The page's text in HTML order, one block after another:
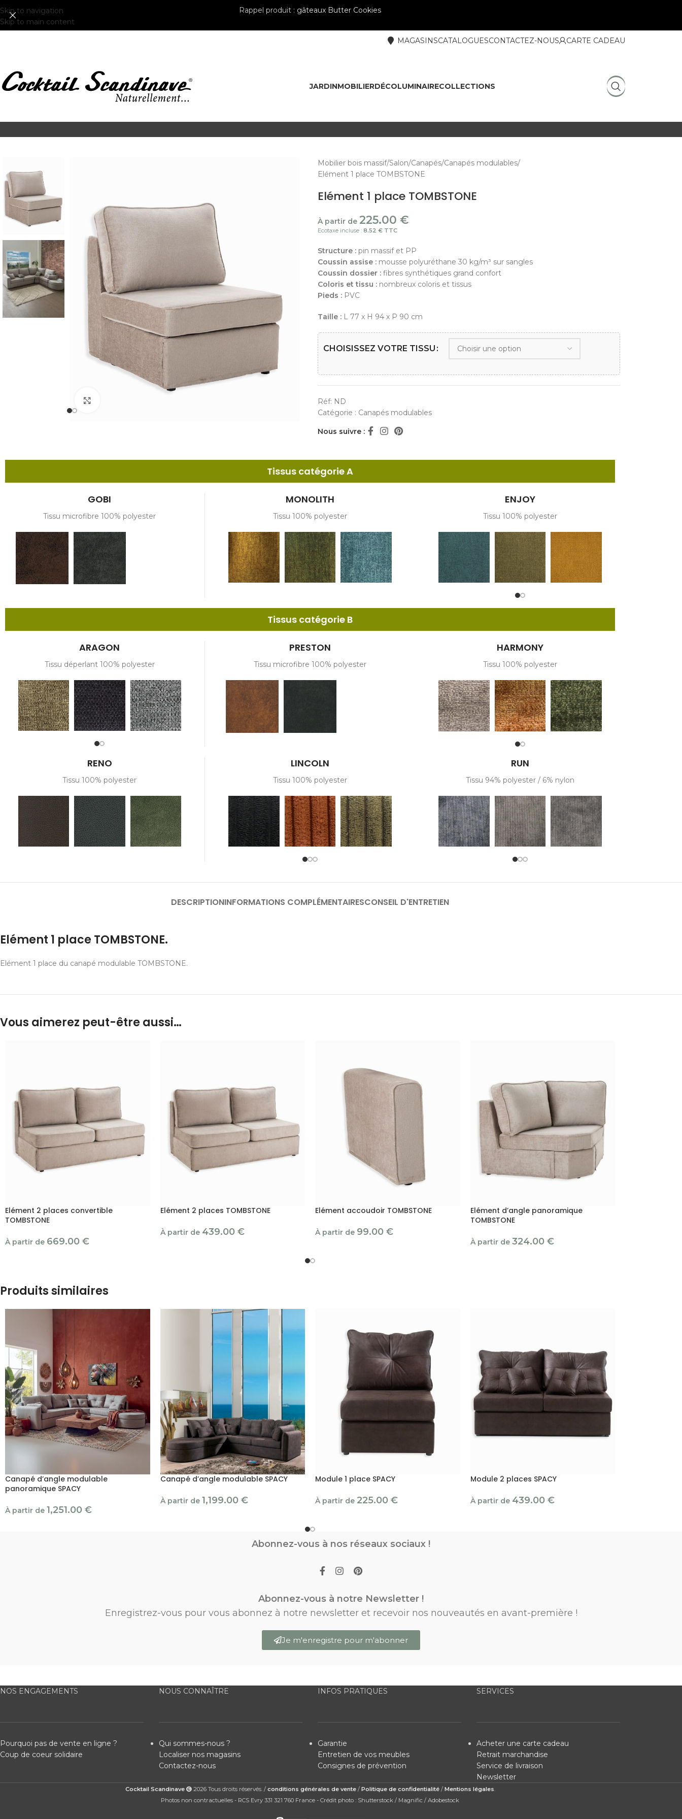
Skip to navigation
Skip to main content
Rappel produit : gâteaux Butter Cookies
MAGASINSCATALOGUESCONTACTEZ-NOUS CARTE CADEAU
JARDINMOBILIERDÉCOLUMINAIRECOLLECTIONS
Mobilier bois massif Salon Canapés Canapés modulables
Elément 1 place TOMBSTONE
Elément 1 place TOMBSTONE
À partir de 225.00 €
Ecotaxe incluse : 8.52 € TTC
Structure :pin massif et PP
Coussin assise :mousse polyuréthane 30 kg/m³ sur sangles
Coussin dossier :fibres synthétiques grand confort
Coloris et tissu :nombreux coloris et tissus
Pieds :PVC
Taille : L 77 x H 94 x P 90 cm
CHOISISSEZ VOTRE TISSU
Réf: ND
Catégorie : Canapés modulables
Nous suivre :
Tissus catégorie A
GOBI
Tissu microfibre 100% polyester
MONOLITH
Tissu 100% polyester
ENJOY
Tissu 100% polyester
Tissus catégorie B
ARAGON
Tissu déperlant 100% polyester
PRESTON
Tissu microfibre 100% polyester
HARMONY
Tissu 100% polyester
RENO
Tissu 100% polyester
LINCOLN
Tissu 100% polyester
RUN
Tissu 94% polyester / 6% nylon
DESCRIPTIONINFORMATIONS COMPLÉMENTAIRESCONSEIL D'ENTRETIEN
Elément 1 place TOMBSTONE.
Elément 1 place du canapé modulable TOMBSTONE.
Vous aimerez peut-être aussi…
Elément 2 places convertible
TOMBSTONE
À partir de 669.00 €
Elément 2 places TOMBSTONE
À partir de 439.00 €
Elément accoudoir TOMBSTONE
À partir de 99.00 €
Elément d’angle panoramique
TOMBSTONE
À partir de 324.00 €
Produits similaires
Canapé d’angle modulable
panoramique SPACY
À partir de 1,251.00 €
Canapé d’angle modulable SPACY
À partir de 1,199.00 €
Module 1 place SPACY
À partir de 225.00 €
Module 2 places SPACY
À partir de 439.00 €
Abonnez-vous à nos réseaux sociaux !
Abonnez-vous à notre Newsletter !
Enregistrez-vous pour vous abonnez à notre newsletter et recevoir nos nouveautés en avant-première !
Je m'enregistre pour m'abonner
NOS ENGAGEMENTS
Pourquoi pas de vente en ligne ?
Coup de coeur solidaire
NOUS CONNAÎTRE
Qui sommes-nous ?
Localiser nos magasins
Contactez-nous
INFOS PRATIQUES
Garantie
Entretien de vos meubles
Consignes de prévention
SERVICES
Acheter une carte cadeau
Retrait marchandise
Service de livraison
Newsletter
Cocktail Scandinave 2026 Tous droits réservés. / conditions générales de vente/ Politique de confidentialité/ Mentions légales.
Photos non contractuelles - RCS Evry 331 321 760 France - Crédit photo : Shutterstock / Magnific / Adobestock